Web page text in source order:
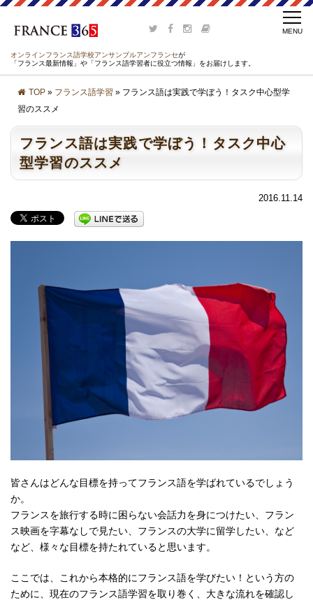
オンラインフランス語学校アンサンブルアンフランセが
「フランス最新情報」や「フランス語学習者に役立つ情報」をお届けします。
TOP » フランス語学習 » フランス語は実践で学ぼう！タスク中心型学
習のススメ
フランス語は実践で学ぼう！タスク中心
型学習のススメ
2016.11.14
皆さんはどんな目標を持ってフランス語を学ばれているでしょう
か。
フランスを旅行する時に困らない会話力を身につけたい、フラン
ス映画を字幕なしで見たい、フランスの大学に留学したい、など
など、様々な目標を持たれていると思います。
ここでは、これから本格的にフランス語を学びたい！という方の
ために、現在のフランス語学習を取り巻く、大きな流れを確認し